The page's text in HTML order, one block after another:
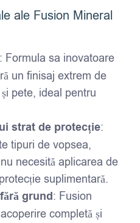
ale Fusion Mineral
: Formula sa inovatoare
un finisaj extrem de
pete, ideal pentru
strat de protecție:
tipuri de vopsea,
necesită aplicarea de
suplimentară.
grund: Fusion
completă și